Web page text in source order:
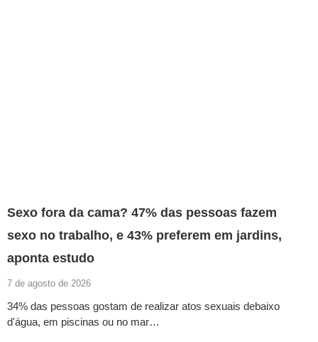
Sexo fora da cama? 47% das pessoas fazem
sexo no trabalho, e 43% preferem em jardins,
aponta estudo
7 de agosto de 2026
34% das pessoas gostam de realizar atos sexuais debaixo
d'água, em piscinas ou no mar…